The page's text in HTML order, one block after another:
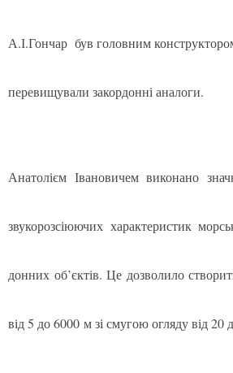
А.І.Гончар був головним
перевищували закордонні аналоги.
Анатолієм Івановичем виконано
звукорозсіюючих характеристик
донних об’єктів. Це дозволило
від 5 до 6000 м зі смугою огляду від 20